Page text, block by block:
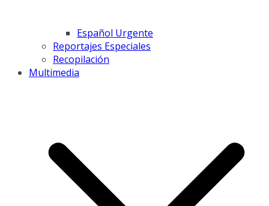
Español Urgente
Reportajes Especiales
Recopilación
Multimedia